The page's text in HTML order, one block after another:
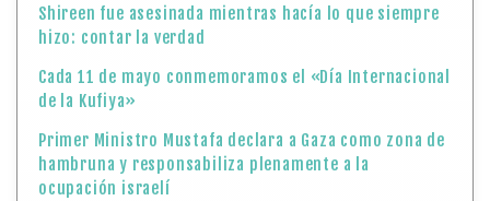
Shireen fue asesinada mientras hacía lo que siempre
hizo: contar la verdad
Cada 11 de mayo conmemoramos el «Día Internacional
de la Kufiya»
Primer Ministro Mustafa declara a Gaza como zona de
hambruna y responsabiliza plenamente a la
ocupación israelí